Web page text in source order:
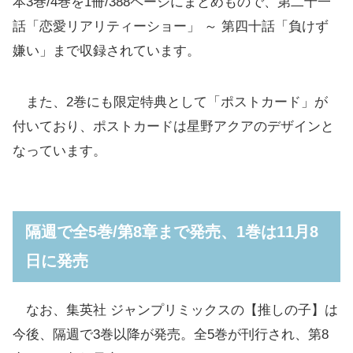
話「恋愛リアリティーショー」 ～ 第四十話「負けず
嫌い」まで収録されています。
また、2巻にも限定特典として「ポストカード」が
付いており、ポストカードは星野アクアのデザインと
なっています。
隔週で全5巻/第8章まで発売、1巻は11月8
日に発売
なお、集英社 ジャンプリミックスの【推しの子】は
今後、隔週で3巻以降が発売。全5巻が刊行され、第8